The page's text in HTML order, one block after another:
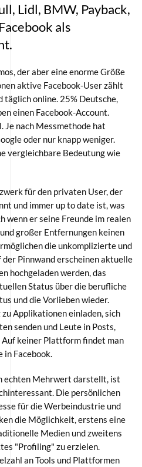
Lidl, BMW, Payback,
als
der aber eine enorme Größe
aktive Facebook-User zählt
online. 25% Deutsche,
einen Facebook-Account.
Je nach Messmethode hat
oder nur knapp weniger.
vergleichbare Bedeutung wie
für den privaten User, der
und immer up to date ist, was
wenn er seine Freunde im realen
großer Entfernungen keinen
die unkomplizierte und
Pinnwand erscheinen aktuelle
hochgeladen werden, das
Status über die berufliche
und die Vorlieben wieder.
Applikationen einladen, sich
senden und Leute in Posts,
keiner Plattform findet man
Facebook.
echten Mehrwert darstellt, ist
Die persönlichen
für die Werbeindustrie und
die Möglichkeit, erstens eine
Medien und zweitens
"Profiling" zu erzielen.
an Tools und Plattformen